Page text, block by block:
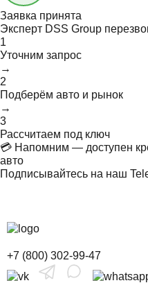
Заявка принята
Эксперт DSS Group
1
Уточним запрос
→
2
Подберём авто и рынок
→
3
Рассчитаем под ключ
💳 Напомним — доступен
авто
Подписывайтесь на наш
+7 (800) 302-99-47